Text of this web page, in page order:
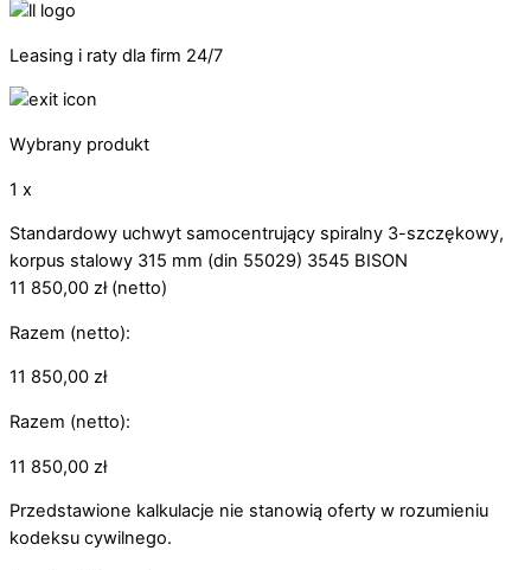
Leasing i raty dla firm 24/7
Wybrany produkt
1 x
Standardowy uchwyt samocentrujący spiralny 3-szczękowy,
korpus stalowy 315 mm (din 55029) 3545 BISON
11 850,00 zł(netto)
Razem (netto):
11 850,00 zł
Razem (netto):
11 850,00 zł
Przedstawione kalkulacje nie stanowią oferty w rozumieniu
kodeksu cywilnego.